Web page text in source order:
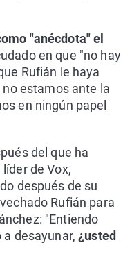
"anécdota" el
en que "no hay
Rufián le haya
estamos ante la
en ningún papel
del que ha
de Vox,
después de su
Rufián para
"Entiendo
a desayunar,¿usted